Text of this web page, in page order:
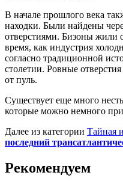
В начале прошлого века
находки. Были найдены
отверстиями. Бизоны жили
время, как индустрия
согласно традиционной
столетии. Ровные
от пуль.
Существует еще много
которые можно немного
Далее из категории Тайная
последний
Рекомендуем